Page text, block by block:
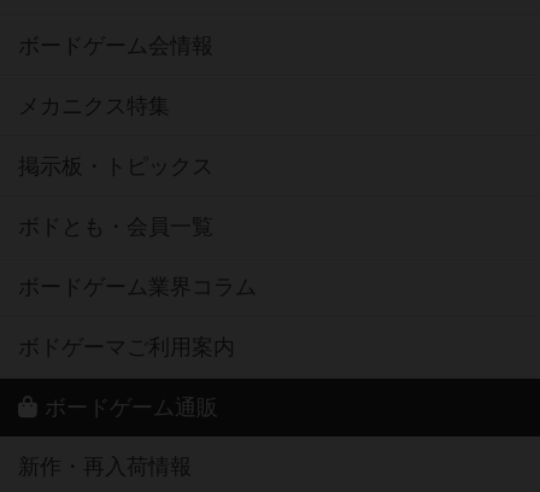
ボードゲーム会情報
メカニクス特集
掲示板・トピックス
ボドとも・会員一覧
ボードゲーム業界コラム
ボドゲーマご利用案内
ボードゲーム通販
新作・再入荷情報